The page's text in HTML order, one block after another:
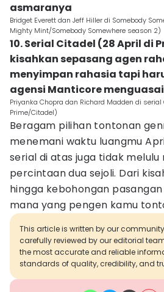
asmaranya
Bridget Everett dan Jeff Hiller di Somebody
Mighty Mint/Somebody Somewhere season 2)
10. Serial Citadel (28 April di
kisahkan sepasang agen
menyimpan rahasia tapi
agensi Manticore
Priyanka Chopra dan Richard Madden di serial
Prime/Citadel)
Beragam pilihan tontonan
menemani waktu luangmu
serial di atas juga tidak
percintaan dua sejoli. Dari
hingga kebohongan
mana yang pengen kamu
This article is written by our
carefully reviewed by our editorial
the most accurate and reliable
standards of quality, credibility, and